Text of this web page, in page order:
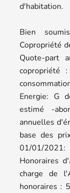
d'habitation.
Bien
Copropriété
Quote-part
copropriété
Energie: G
estimé -
annuelles
base des
01/01/
Honoraires
charge de
honoraires :